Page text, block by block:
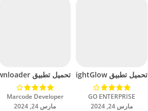
تحميل تطبيق BrightGlow مهكر للاندرويد 2024
GO ENTERPRISE‏
مارس 24, 2024
تحميل تطبيق mp4 video downloader مهكر للاندرويد 2024
Marcode Developer‏
مارس 24, 2024